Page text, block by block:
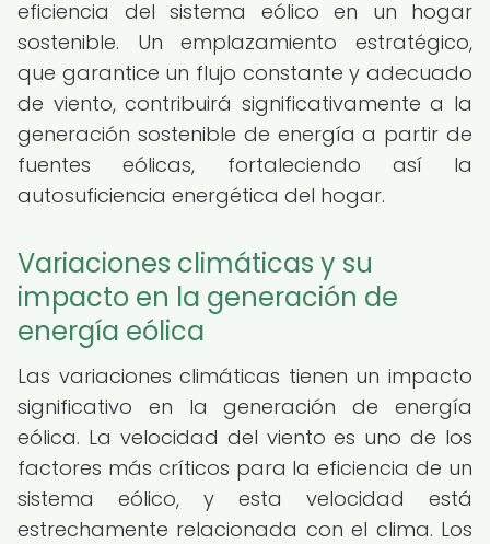
eficiencia del sistema eólico en un hogar
sostenible. Un emplazamiento estratégico,
que garantice un flujo constante y adecuado
de viento, contribuirá significativamente a la
generación sostenible de energía a partir de
fuentes eólicas, fortaleciendo así la
autosuficiencia energética del hogar.
Variaciones climáticas y su
impacto en la generación de
energía eólica
Las variaciones climáticas tienen un impacto
significativo en la generación de energía
eólica. La velocidad del viento es uno de los
factores más críticos para la eficiencia de un
sistema eólico, y esta velocidad está
estrechamente relacionada con el clima. Los